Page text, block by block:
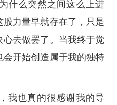
什么突然之间这么上进
力量早就存在了，只是
心去做罢了。当我终于觉
开始创造属于我的独特
我也真的很感谢我的导